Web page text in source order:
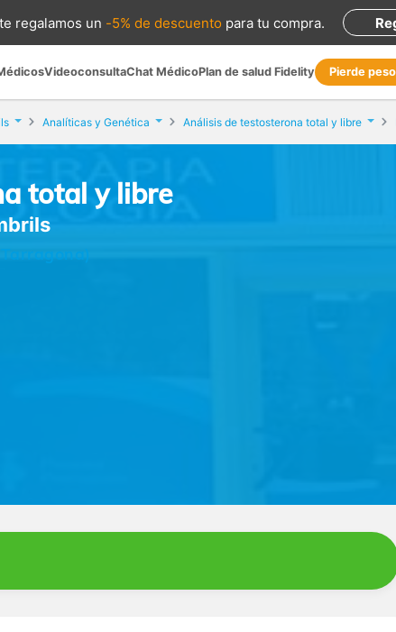
regalamos un -5% de descuento para tu compra.
VideoconsultaChat MédicoPlan de salud Fidelity Pierde peso
Analíticas y Genética Análisis de testosterona total y libre
total y libre